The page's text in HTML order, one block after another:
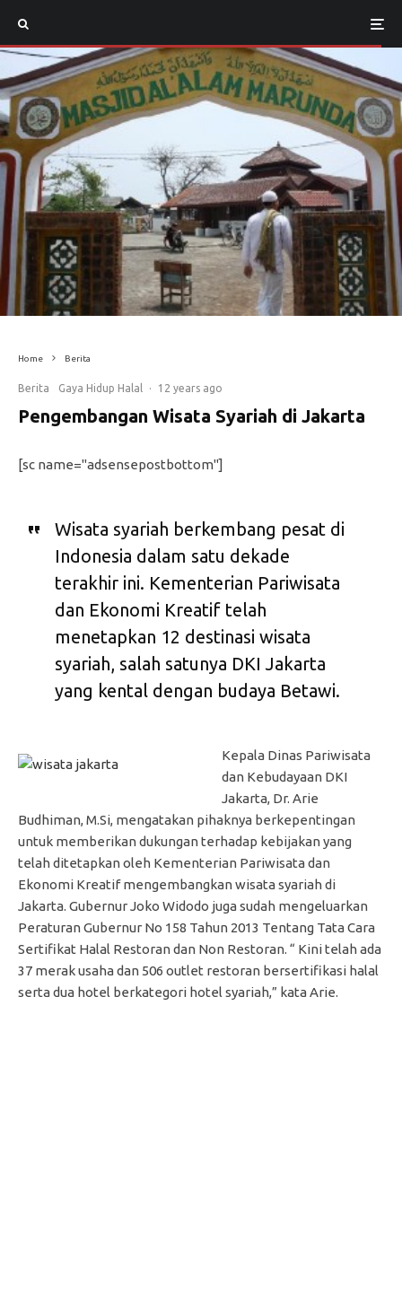
Home Berita
Berita Gaya Hidup Halal · 12 years ago
Pengembangan Wisata Syariah di Jakarta
[sc name="adsensepostbottom"]
Wisata syariah berkembang pesat di
Indonesia dalam satu dekade
terakhir ini. Kementerian Pariwisata
dan Ekonomi Kreatif telah
menetapkan 12 destinasi wisata
syariah, salah satunya DKI Jakarta
yang kental dengan budaya Betawi.
Kepala Dinas Pariwisata
dan Kebudayaan DKI
Jakarta, Dr. Arie
Budhiman, M.Si, mengatakan pihaknya berkepentingan
untuk memberikan dukungan terhadap kebijakan yang
telah ditetapkan oleh Kementerian Pariwisata dan
Ekonomi Kreatif mengembangkan wisata syariah di
Jakarta. Gubernur Joko Widodo juga sudah mengeluarkan
Peraturan Gubernur No 158 Tahun 2013 Tentang Tata Cara
Sertifikat Halal Restoran dan Non Restoran. “ Kini telah ada
37 merak usaha dan 506 outlet restoran bersertifikasi halal
serta dua hotel berkategori hotel syariah,” kata Arie.